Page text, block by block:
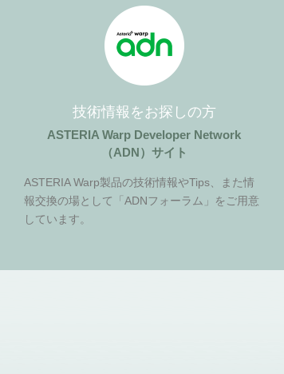
技術情報をお探しの方
ASTERIA Warp Developer Network
（ADN）サイト
ASTERIA Warp製品の技術情報やTips、また情
報交換の場として「ADNフォーラム」をご用意
しています。